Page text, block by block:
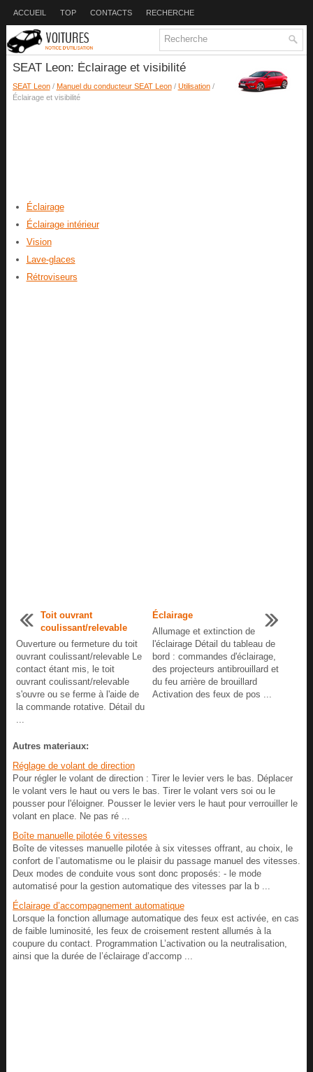
ACCUEIL TOP CONTACTS RECHERCHE
SEAT Leon: Éclairage et visibilité
SEAT Leon/ Manuel du conducteur SEAT Leon/ Utilisation/
Éclairage et visibilité
Éclairage
Éclairage intérieur
Vision
Lave-glaces
Rétroviseurs
Toit ouvrant
coulissant/relevable
Ouverture ou fermeture du toit
ouvrant coulissant/relevable Le
contact étant mis, le toit
ouvrant coulissant/relevable
s'ouvre ou se ferme à l'aide de
la commande rotative. Détail du
Éclairage
Allumage et extinction de
l'éclairage Détail du tableau de
bord : commandes d'éclairage,
des projecteurs antibrouillard et
du feu arrière de brouillard
Activation des feux de pos ...
Autres materiaux:
Réglage de volant de direction
Pour régler le volant de direction : Tirer le levier vers le bas. Déplacer
le volant vers le haut ou vers le bas. Tirer le volant vers soi ou le
pousser pour l'éloigner. Pousser le levier vers le haut pour verrouiller le
volant en place. Ne pas ré ...
Boîte manuelle pilotée 6 vitesses
Boîte de vitesses manuelle pilotée à six vitesses offrant, au choix, le
confort de l’automatisme ou le plaisir du passage manuel des vitesses.
Deux modes de conduite vous sont donc proposés: - le mode
automatisé pour la gestion automatique des vitesses par la b ...
Éclairage d’accompagnement automatique
Lorsque la fonction allumage automatique des feux est activée, en cas
de faible luminosité, les feux de croisement restent allumés à la
coupure du contact. Programmation L’activation ou la neutralisation,
ainsi que la durée de l’éclairage d’accomp ...